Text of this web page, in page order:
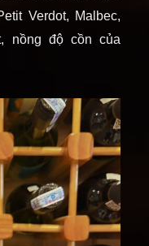
Verdot, Malbec,
nồng độ cồn của